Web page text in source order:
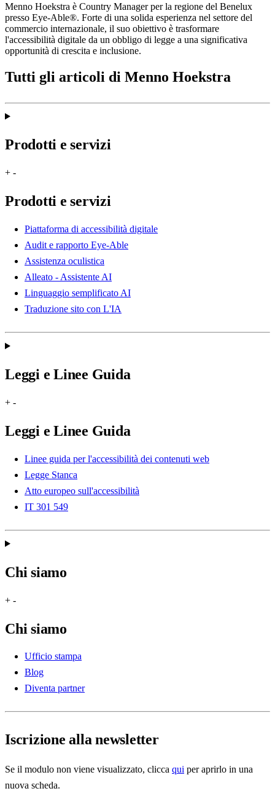
Menno Hoekstra è Country Manager per la regione del Benelux
presso Eye-Able®. Forte di una solida esperienza nel settore del
commercio internazionale, il suo obiettivo è trasformare
l'accessibilità digitale da un obbligo di legge a una significativa
opportunità di crescita e inclusione.
Tutti gli articoli di Menno Hoekstra
Prodotti e servizi
+ -
Prodotti e servizi
Piattaforma di accessibilità digitale
Audit e rapporto Eye-Able
Assistenza oculistica
Alleato - Assistente AI
Linguaggio semplificato AI
Traduzione sito con L'IA
Leggi e Linee Guida
+ -
Leggi e Linee Guida
Linee guida per l'accessibilità dei contenuti web
Legge Stanca
Atto europeo sull'accessibilità
IT 301 549
Chi siamo
+ -
Chi siamo
Ufficio stampa
Blog
Diventa partner
Iscrizione alla newsletter
Se il modulo non viene visualizzato, clicca qui per aprirlo in una
nuova scheda.